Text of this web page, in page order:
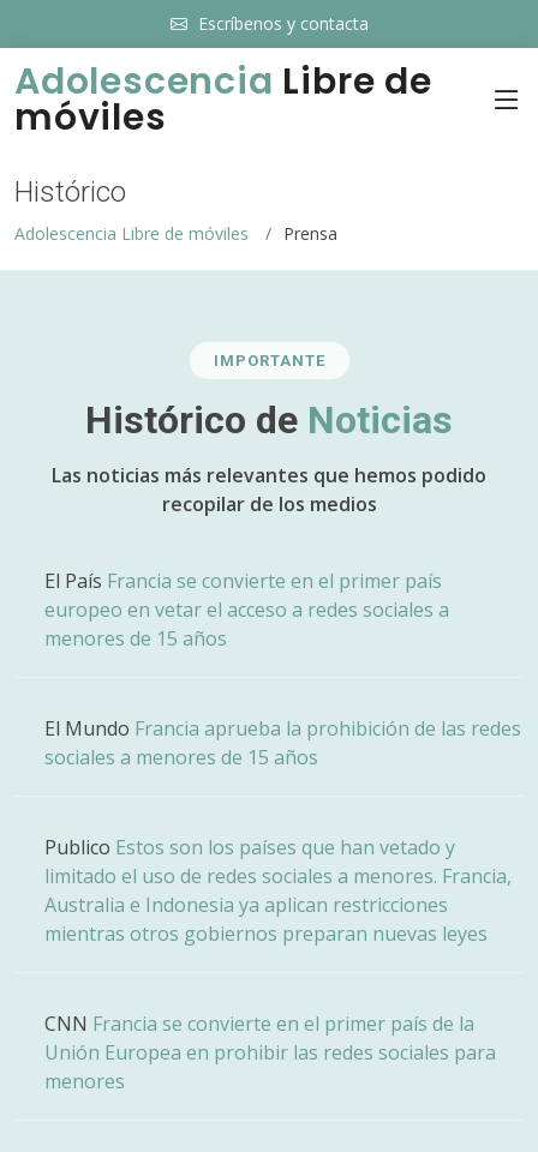
Escríbenos y contacta
Adolescencia Libre de
móviles
Histórico
Adolescencia Libre de móviles Prensa
IMPORTANTE
Histórico de Noticias
Las noticias más relevantes que hemos podido
recopilar de los medios
El País Francia se convierte en el primer país
europeo en vetar el acceso a redes sociales a
menores de 15 años
El Mundo Francia aprueba la prohibición de las redes
sociales a menores de 15 años
Publico Estos son los países que han vetado y
limitado el uso de redes sociales a menores. Francia,
Australia e Indonesia ya aplican restricciones
mientras otros gobiernos preparan nuevas leyes
CNN Francia se convierte en el primer país de la
Unión Europea en prohibir las redes sociales para
menores